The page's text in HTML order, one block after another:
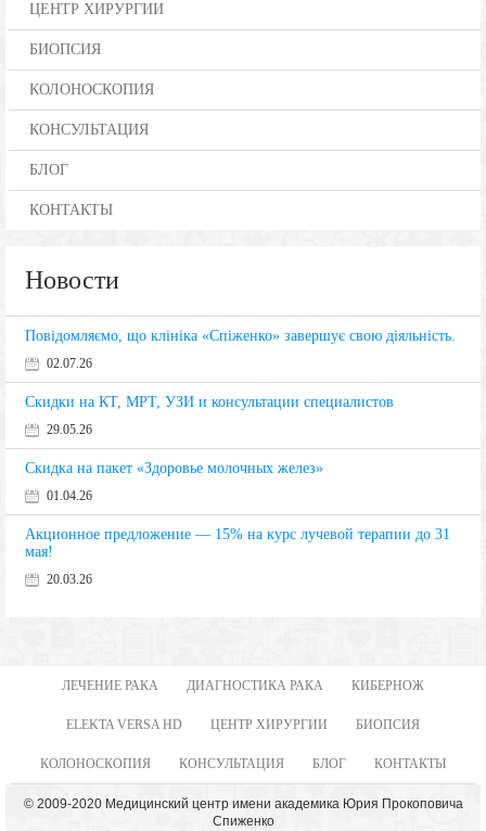
ЦЕНТР ХИРУРГИИ
БИОПСИЯ
КОЛОНОСКОПИЯ
КОНСУЛЬТАЦИЯ
БЛОГ
КОНТАКТЫ
Новости
Повідомляємо, що клініка «Спіженко» завершує свою діяльність.
02.07.26
Скидки на КТ, МРТ, УЗИ и консультации специалистов
29.05.26
Скидка на пакет «Здоровье молочных желез»
01.04.26
Акционное предложение — 15% на курс лучевой терапии до 31
мая!
20.03.26
ЛЕЧЕНИЕ РАКА ДИАГНОСТИКА РАКА КИБЕРНОЖ
ELEKTA VERSA HD ЦЕНТР ХИРУРГИИ БИОПСИЯ
КОЛОНОСКОПИЯ КОНСУЛЬТАЦИЯ БЛОГ КОНТАКТЫ
© 2009-2020 Медицинский центр имени академика Юрия Прокоповича
Спиженко